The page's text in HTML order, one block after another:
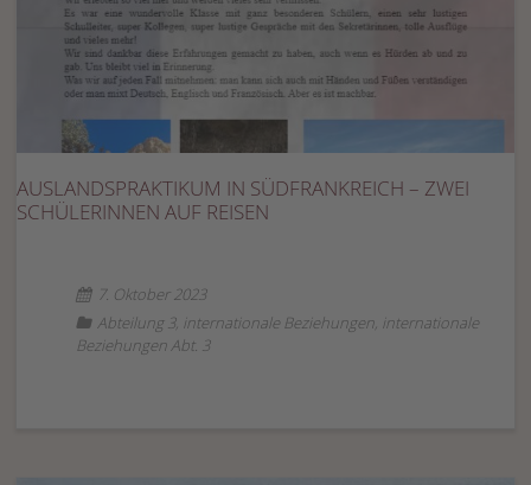
AUSLANDSPRAKTIKUM IN SÜDFRANKREICH – ZWEI
SCHÜLERINNEN AUF REISEN
7. Oktober 2023
Abteilung 3, internationale Beziehungen, internationale
Beziehungen Abt. 3